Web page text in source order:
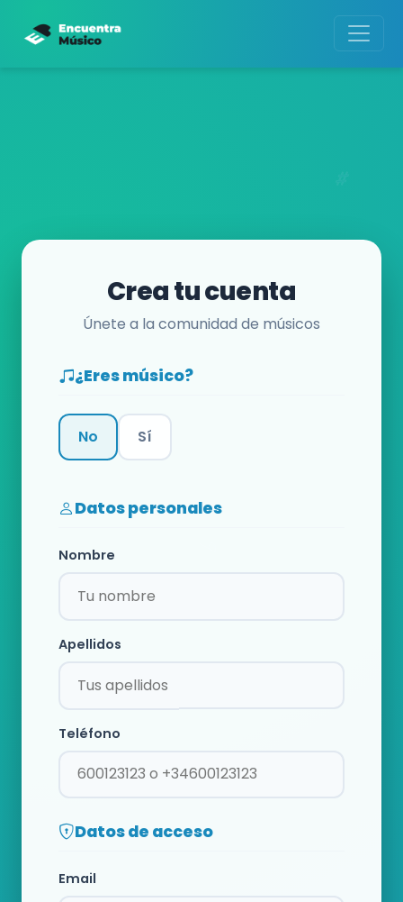
Crea tu cuenta
Únete a la comunidad de músicos
¿Eres músico?
No Sí
Datos personales
Nombre
Apellidos
Teléfono
Datos de acceso
Email